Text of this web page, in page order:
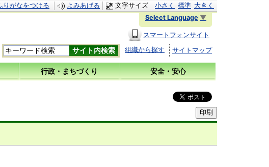
文字サイズ 小さく 標準 大きく
りがなをつける
よみあげる
Select Language ▼
スマートフォンサイト
組織から探す
サイトマップ
行政・まちづくり 安全・安心